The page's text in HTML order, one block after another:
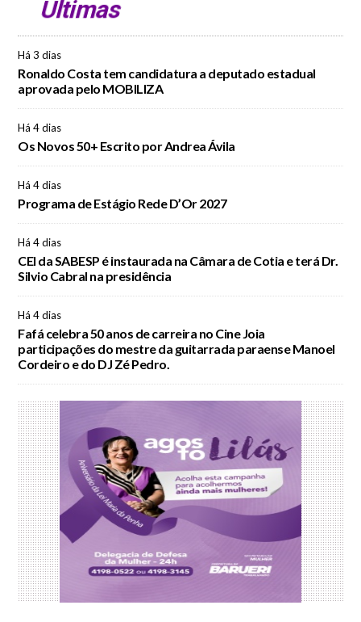
Últimas
Há 3 dias
Ronaldo Costa tem candidatura a deputado estadual
aprovada pelo MOBILIZA
Há 4 dias
Os Novos 50+ Escrito por Andrea Ávila
Há 4 dias
Programa de Estágio Rede D’Or 2027
Há 4 dias
CEI da SABESP é instaurada na Câmara de Cotia e terá Dr.
Silvio Cabral na presidência
Há 4 dias
Fafá celebra 50 anos de carreira no Cine Joia
participações do mestre da guitarrada paraense Manoel
Cordeiro e do DJ Zé Pedro.